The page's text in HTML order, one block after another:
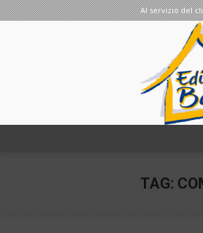
Al servizio del
TAG: